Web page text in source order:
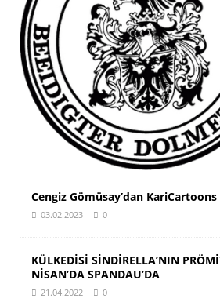
Cengiz Gömüsay’dan KariCartoons
03.02.2023 0
KÜLKEDİSİ SİNDİRELLA’NIN
NİSAN’DA SPANDAU’DA
21.04.2022 0